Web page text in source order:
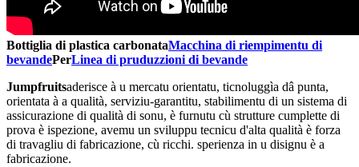
Bottiglia di plastica carbonataMacchina di riempimentu di
bevandePerLinea di pruduzzioni di bevande
Jumpfruitsaderisce à u mercatu orientatu, ticnoluggìa dâ punta,
orientata à a qualità, serviziu-garantitu, stabilimentu di un sistema di
assicurazione di qualità di sonu, è furnutu cù strutture cumplette di
prova è ispezione, avemu un sviluppu tecnicu d'alta qualità è forza
di travagliu di fabricazione, cù ricchi. sperienza in u disignu è a
fabricazione.